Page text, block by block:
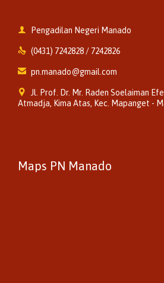
 Pengadilan Negeri Manado
 (0431) 7242828 / 7242826
 pn.manado@gmail.com

Jl. Prof. Dr. Mr. Raden Soelaiman
Atmadja, Kima Atas, Kec. Mapanget -
Maps PN Manado